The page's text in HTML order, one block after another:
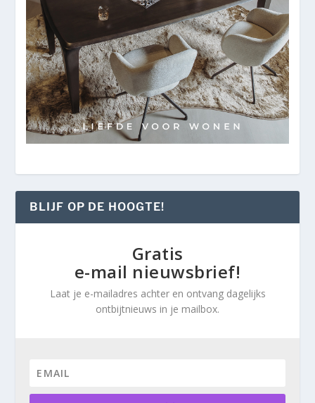
BLIJF OP DE HOOGTE!
Gratis
e-mail nieuwsbrief!
Laat je e-mailadres achter en ontvang dagelijks
ontbijtnieuws in je mailbox.